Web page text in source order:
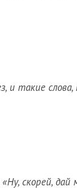
и такие
скорей,